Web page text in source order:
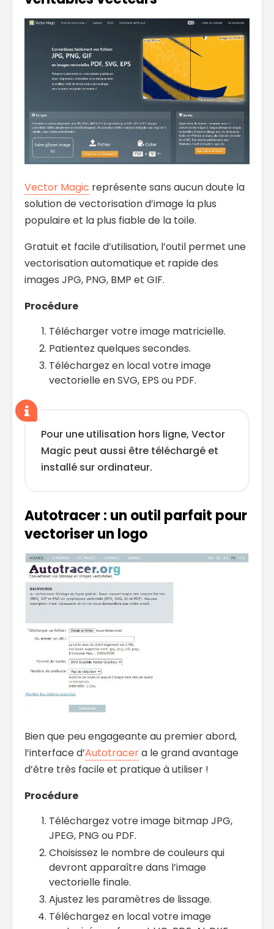
Vector Magic représente sans aucun doute la
solution de vectorisation d’image la plus
populaire et la plus fiable de la toile.
Gratuit et facile d’utilisation, l’outil permet une
vectorisation automatique et rapide des
images JPG, PNG, BMP et GIF.
Procédure
Télécharger votre image matricielle.
Patientez quelques secondes.
Téléchargez en local votre image
vectorielle en SVG, EPS ou PDF.
Pour une utilisation hors ligne, Vector
Magic peut aussi être téléchargé et
installé sur ordinateur.
Autotracer : un outil parfait pour
vectoriser un logo
Bien que peu engageante au premier abord,
l’interface d’Autotracera le grand avantage
d’être très facile et pratique à utiliser !
Procédure
Téléchargez votre image bitmap JPG,
JPEG, PNG ou PDF.
Choisissez le nombre de couleurs qui
devront apparaître dans l’image
vectorielle finale.
Ajustez les paramètres de lissage.
Téléchargez en local votre image